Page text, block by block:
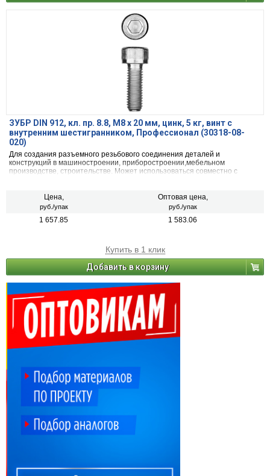
ЗУБР DIN 912, кл. пр. 8.8, М8 х 20 мм, цинк, 5 кг, винт с
внутренним шестигранником, Профессионал (30318-08-
020)
Для создания разъемного резьбового соединения деталей и
конструкций в машиностроении, приборостроении,мебельном
производстве, строительстве. Может использоваться совместно с
Цена,
руб./упак
Оптовая цена,
руб./упак
1 657.85 1 583.06
Купить в 1 клик
Добавить в корзину